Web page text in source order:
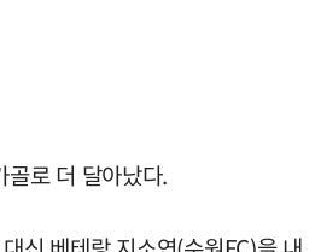
로 더 달아났다.